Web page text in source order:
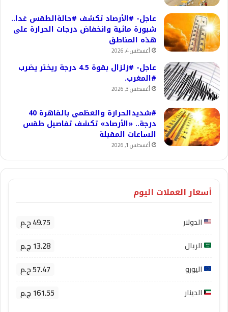
عاجل- #الأرصاد تكشف #حالةالطقس غدا..
شبورة مائية وانخفاض درجات الحرارة على
هذه المناطق
أغسطس 4, 2026
عاجل- #زلزال بقوة 4.5 درجة ريختر يضرب
#المغرب.
أغسطس 3, 2026
#شديدالحرارة والعظمى بالقاهرة 40
درجة.. «الأرصاد» تكشف تفاصيل طقس
الساعات المقبلة
أغسطس 1, 2026
أسعار العملات اليوم
الدولار 49.75 ج.م
الريال 13.28 ج.م
اليورو 57.47 ج.م
الدينار 161.55 ج.م